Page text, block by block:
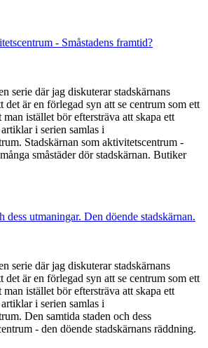
- Småstadens framtid?
serie där jag diskuterar stadskärnans
det är en förlegad syn att se centrum som ett
istället bör eftersträva att skapa ett
i serien samlas i
Stadskärnan som aktivitetscentrum -
småstäder dör stadskärnan. Butiker
dess utmaningar. Den döende stadskärnan.
serie där jag diskuterar stadskärnans
det är en förlegad syn att se centrum som ett
istället bör eftersträva att skapa ett
i serien samlas i
Den samtida staden och dess
- den döende stadskärnans räddning.